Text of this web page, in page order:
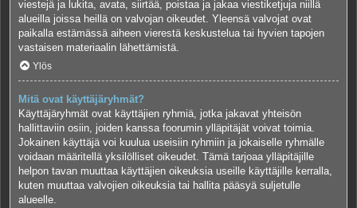
viestejä ja lukita, avata, siirtää, poistaa ja jakaa viestiketjuja niillä
alueilla joissa heillä on valvojan oikeudet. Yleensä valvojat ovat
paikalla estämässä aiheen vierestä keskustelua tai hyvien tapojen
vastaisen materiaalin lähettämistä.
Ylös
Mitä ovat käyttäjäryhmät?
Käyttäjäryhmät ovat käyttäjien ryhmiä, jotka jakavat yhteisön
hallittaviin osiin, joiden kanssa foorumin ylläpitäjät voivat toimia.
Jokainen käyttäjä voi kuulua useisiin ryhmiin ja jokaiselle ryhmälle
voidaan määritellä yksilölliset oikeudet. Tämä tarjoaa ylläpitäjille
helpon tavan muuttaa käyttäjien oikeuksia useille käyttäjille kerralla,
kuten muuttaa valvojien oikeuksia tai hallita pääsyä suljetulle
alueelle.